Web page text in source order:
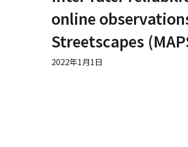
online
Streetscapes
2022年1月1日